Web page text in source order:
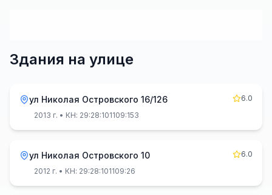
Здания на улице
ул Николая Островского 16/126
6.0
2013 г. • КН: 29:28:101109:153
ул Николая Островского 10
6.0
2012 г. • КН: 29:28:101109:26